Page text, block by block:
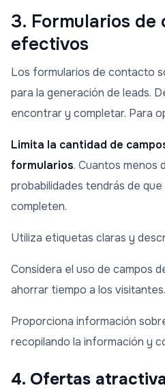
3. Formularios
efectivos
Los formularios de contacto
para la generación de leads.
encontrar y completar. Para
Limita la cantidad de
formularios. Cuantos menos
probabilidades tendrás de
completen.
Utiliza etiquetas claras y
Considera el uso de campos
ahorrar tiempo a los visitantes.
Proporciona información
recopilando la información y
4. Ofertas